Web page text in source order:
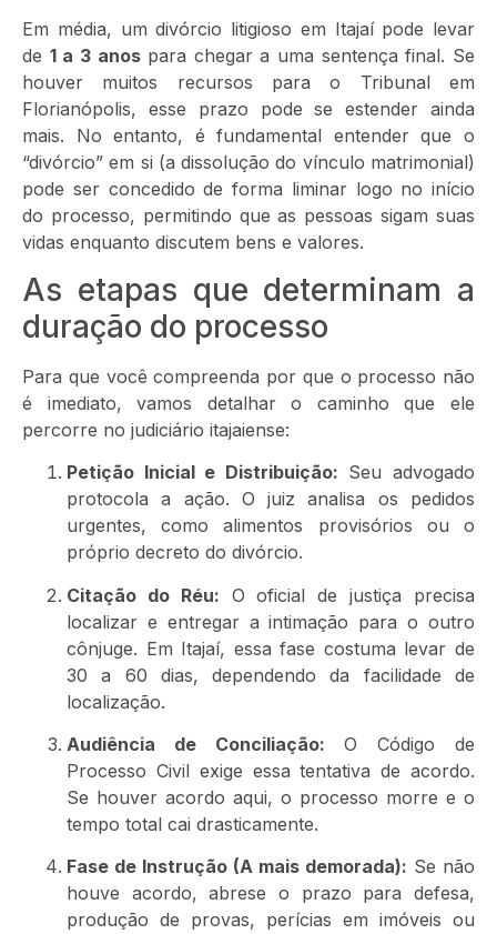
Em média, um divórcio litigioso em Itajaí pode levar
de 1 a 3 anospara chegar a uma sentença final. Se
houver muitos recursos para o Tribunal em
Florianópolis, esse prazo pode se estender ainda
mais. No entanto, é fundamental entender que o
“divórcio” em si (a dissolução do vínculo matrimonial)
pode ser concedido de forma liminar logo no início
do processo, permitindo que as pessoas sigam suas
vidas enquanto discutem bens e valores.
As etapas que determinam a
duração do processo
Para que você compreenda por que o processo não
é imediato, vamos detalhar o caminho que ele
percorre no judiciário itajaiense:
Petição Inicial e Distribuição: Seu advogado
protocola a ação. O juiz analisa os pedidos
urgentes, como alimentos provisórios ou o
próprio decreto do divórcio.
Citação do Réu: O oficial de justiça precisa
localizar e entregar a intimação para o outro
cônjuge. Em Itajaí, essa fase costuma levar de
30 a 60 dias, dependendo da facilidade de
localização.
Audiência de Conciliação: O Código de
Processo Civil exige essa tentativa de acordo.
Se houver acordo aqui, o processo morre e o
tempo total cai drasticamente.
Fase de Instrução (A mais demorada): Se não
houve acordo, abrese o prazo para defesa,
produção de provas, perícias em imóveis ou